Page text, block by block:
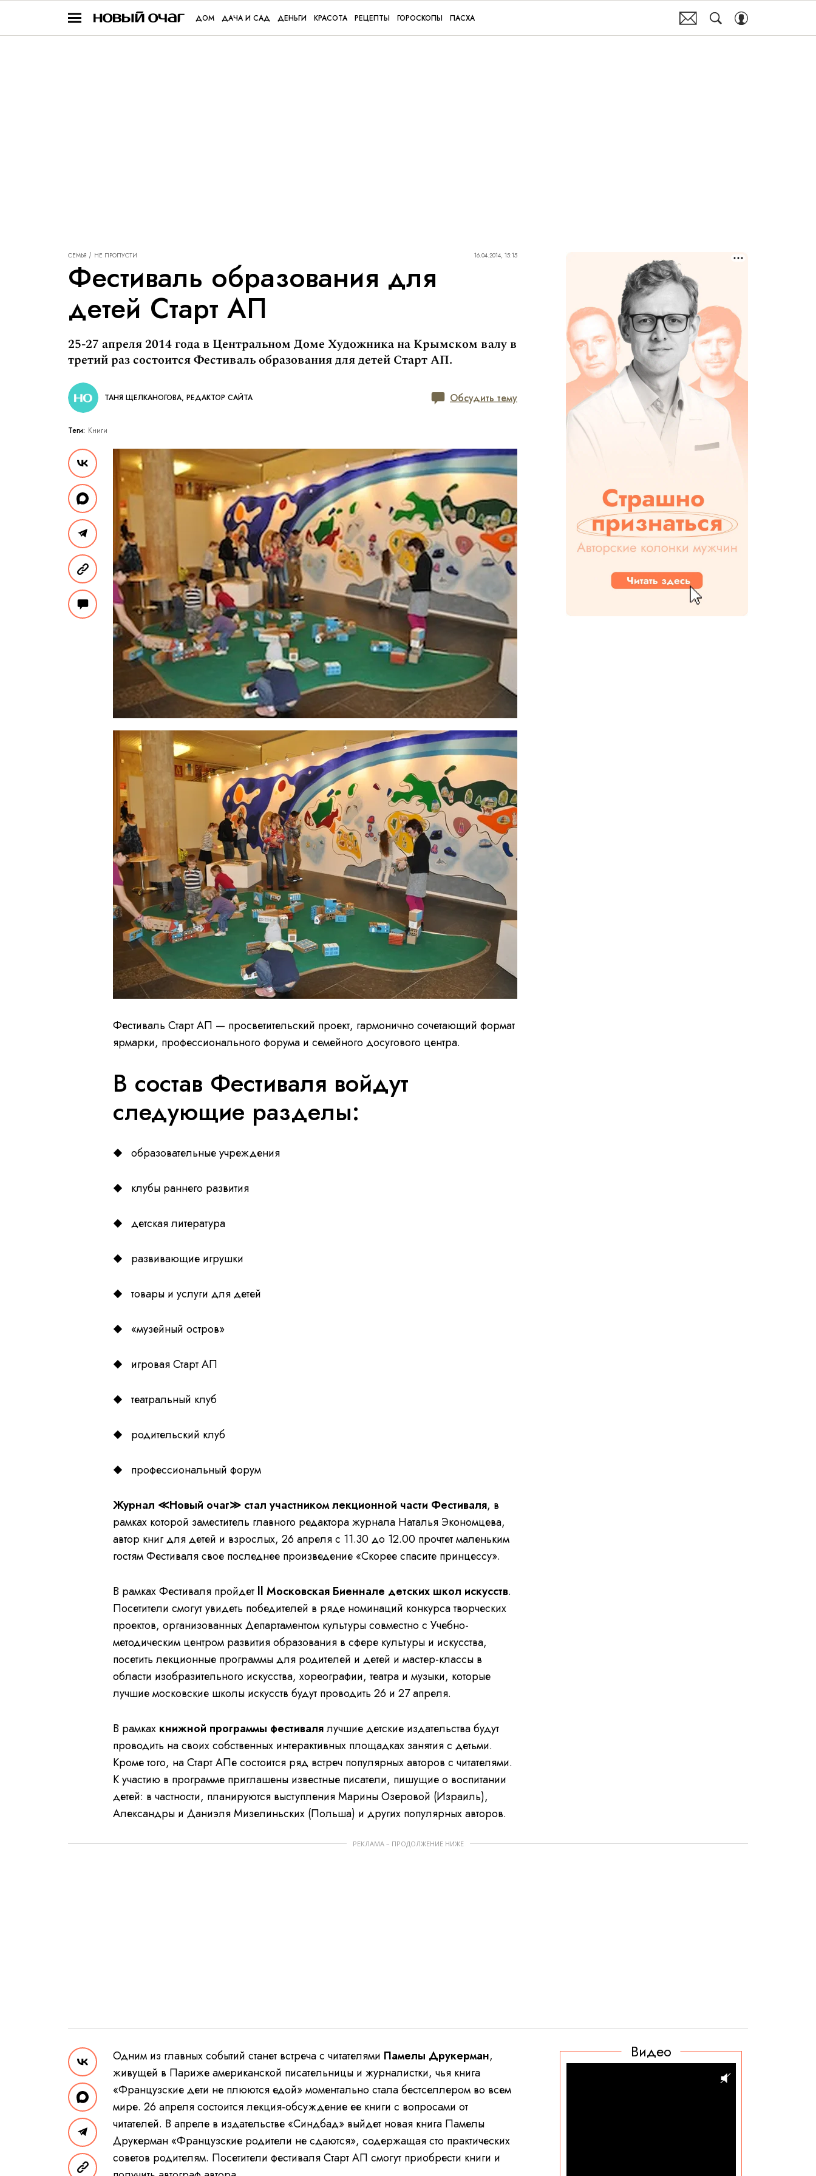
ДОМ ДАЧА И САД ДЕНЬГИ КРАСОТА РЕЦЕПТЫ ГОРОСКОПЫ ПАСХА
СЕМЬЯ НЕ ПРОПУСТИ 16.04.2014, 15:15
Фестиваль образования для
детей Старт АП
25-27 апреля 2014 года в Центральном Доме Художника на Крымском валу в
третий раз состоится Фестиваль образования для детей Старт АП.
ТАНЯ ЩЕЛКАНОГОВА, РЕДАКТОР САЙТА Обсудить тему
Теги: Книги
Фестиваль Старт АП — просветительский проект, гармонично сочетающий формат
ярмарки, профессионального форума и семейного досугового центра.
В состав Фестиваля войдут
следующие разделы:
образовательные учреждения
клубы раннего развития
детская литература
развивающие игрушки
товары и услуги для детей
«музейный остров»
игровая Старт АП
театральный клуб
родительский клуб
профессиональный форум
Журнал ≪Новый очаг≫ стал участником лекционной части Фестиваля, в
рамках которой заместитель главного редактора журнала Наталья Экономцева,
автор книг для детей и взрослых, 26 апреля с 11.30 до 12.00 прочтет маленьким
гостям Фестиваля свое последнее произведение «Скорее спасите принцессу».
В рамках Фестиваля пройдет ll Московская Биеннале детских школ искусств.
Посетители смогут увидеть победителей в ряде номинаций конкурса творческих
проектов, организованных Департаментом культуры совместно с Учебно-
методическим центром развития образования в сфере культуры и искусства,
посетить лекционные программы для родителей и детей и мастер-классы в
области изобразительного искусства, хореографии, театра и музыки, которые
лучшие московские школы искусств будут проводить 26 и 27 апреля.
В рамках книжной программы фестивалялучшие детские издательства будут
проводить на своих собственных интерактивных площадках занятия с детьми.
Кроме того, на Старт АПе состоится ряд встреч популярных авторов с читателями.
К участию в программе приглашены известные писатели, пишущие о воспитании
детей: в частности, планируются выступления Марины Озеровой (Израиль),
Александры и Даниэля Мизелиньских (Польша) и других популярных авторов.
РЕКЛАМА – ПРОДОЛЖЕНИЕ НИЖЕ
Одним из главных событий станет встреча с читателями Памелы Друкерман,
живущей в Париже американской писательницы и журналистки, чья книга
«Французские дети не плюются едой» моментально стала бестселлером во всем
мире. 26 апреля состоится лекция-обсуждение ее книги с вопросами от
читателей. В апреле в издательстве «Синдбад» выйдет новая книга Памелы
Друкерман «Французские родители не сдаются», содержащая сто практических
советов родителям. Посетители фестиваля Старт АП смогут приобрести книги и